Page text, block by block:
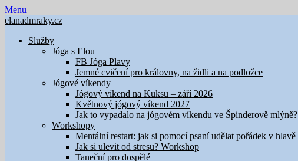
Skip
to
Menu
elanadmraky.cz
Služby
Jóga s Elou
FB Jóga Plavy
Jemné cvičení pro královny, na židli a na podložce
Jógové víkendy
Jógový víkend na Kuksu – září 2026
Květnový jógový víkend 2027
Jak to vypadalo na jógovém víkendu ve Špinderově mlýně?
Workshopy
Mentální restart: jak si pomocí psaní udělat pořádek v hlavě
Jak si ulevit od stresu? Workshop
Taneční pro dospělé